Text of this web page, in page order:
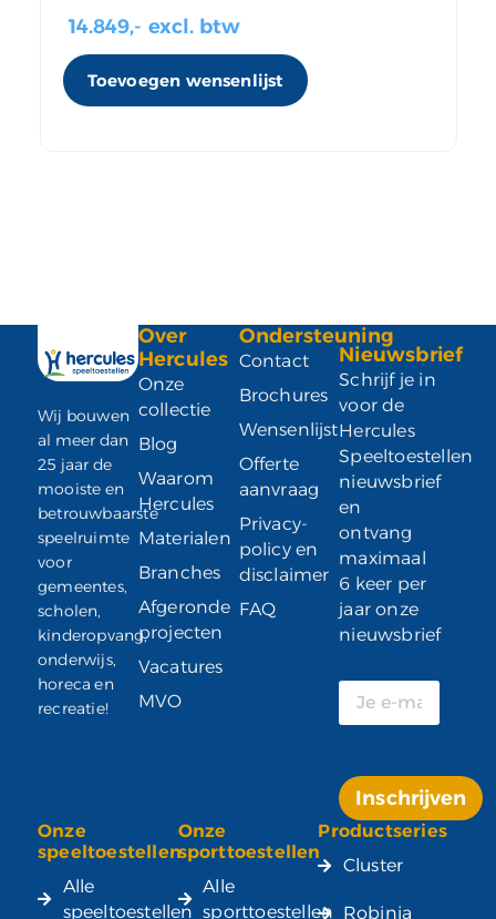
14.849,- excl. btw
Toevoegen wensenlijst
Wij bouwen
al meer dan
25 jaar de
mooiste en
betrouwbaarste
speelruimte
voor
gemeentes,
scholen,
kinderopvang,
onderwijs,
horeca en
recreatie!
Over
Hercules
Onze
collectie
Blog
Waarom
Hercules
Materialen
Branches
Afgeronde
projecten
Vacatures
MVO
Ondersteuning
Contact
Brochures
Wensenlijst
Offerte
aanvraag
Privacy-
policy en
disclaimer
FAQ
Nieuwsbrief
Schrijf je in
voor de
Hercules
Speeltoestellen
nieuwsbrief
en
ontvang
maximaal
6 keer per
jaar onze
nieuwsbrief
Inschrijven
Alternative:
Onze
speeltoestellen
Alle
speeltoestellen
Onze
sporttoestellen
Alle
sporttoestellen
Productseries
Cluster
Robinia